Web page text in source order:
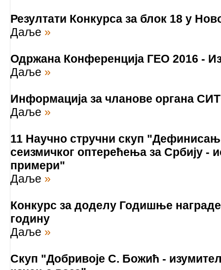
Резултати Конкурса за блок 18 у
Даље »
Одржана Конференција ГЕО 2016 -
Даље »
Информација за чланове органа
Даље »
11 Научно стручни скуп
сеизмичког оптерећења за Србију -
примери"
Даље »
Конкурс за доделу Годишње награде
годину
Даље »
Скуп "Добривоје С. Божић -